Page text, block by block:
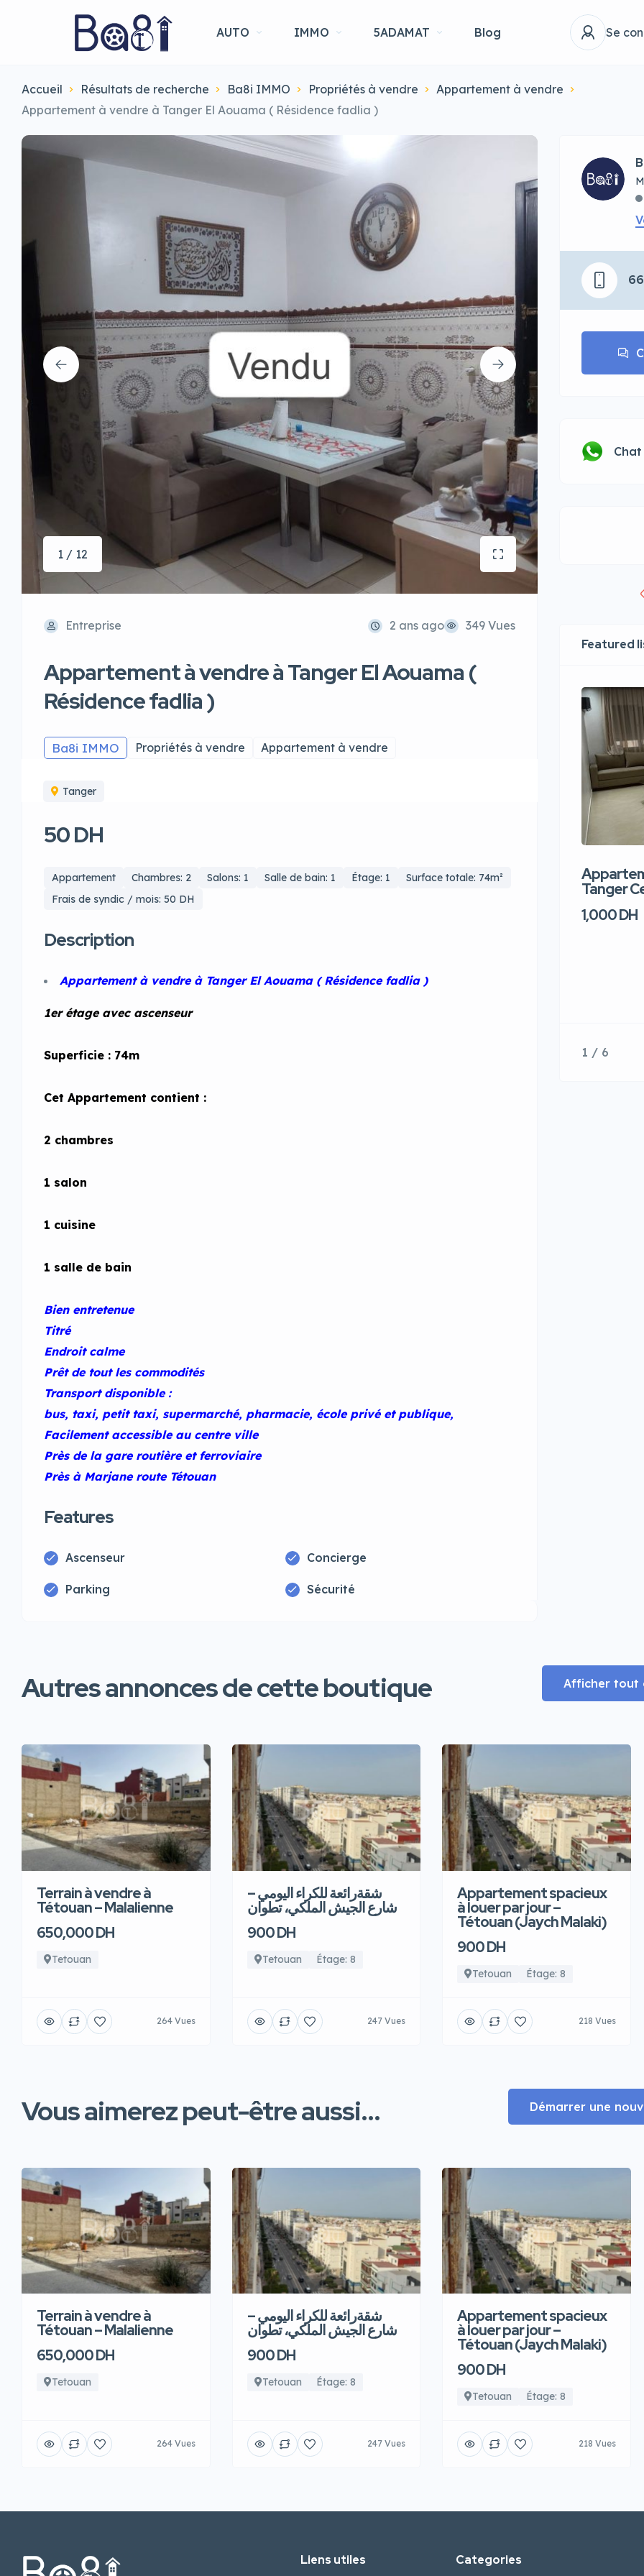
AUTO IMMO 5ADAMAT Blog Se
Accueil Résultats de recherche Ba8i IMMO Propriétés à vendre
Appartement à vendre
Appartement à vendre à Tanger El Aouama ( Résidence fadlia )
1 / 12
Entreprise 2 ans ago 349 Vues
Appartement à vendre à Tanger El Aouama (
Résidence fadlia )
Ba8i IMMO Propriétés à vendre Appartement à vendre
Tanger
50 DH
Appartement Chambres: 2 Salons: 1 Salle de bain: 1 Étage: 1
Surface totale: 74m²
Frais de syndic / mois: 50 DH
Description
Appartement à vendre à Tanger El Aouama ( Résidence fadlia )
1er étage avec ascenseur
Superficie : 74m
Cet Appartement contient :
2 chambres
1 salon
1 cuisine
1 salle de bain
Bien entretenue
Titré
Endroit calme
Prêt de tout les commodités
Transport disponible :
bus, taxi, petit taxi, supermarché, pharmacie, école privé et publique,
Facilement accessible au centre ville
Près de la gare routière et ferroviaire
Près à Marjane route Tétouan
Features
Ascenseur Concierge
Parking Sécurité
Featured
Tanger
1,000 DH
1 / 6
Autres annonces de cette boutique Afficher tout
Terrain à vendre à
Tétouan – Malalienne
650,000 DH
Tetouan
264 Vues
شقةرائعة للكراء اليومي –
شارع الجيش الملكي، تطوان
900 DH
Tetouan Étage: 8
247 Vues
Appartement spacieux
à louer par jour –
Tétouan (Jaych Malaki)
900 DH
Tetouan Étage: 8
218 Vues
Vous aimerez peut-être aussi... Démarrer une
Terrain à vendre à
Tétouan – Malalienne
650,000 DH
Tetouan
264 Vues
شقةرائعة للكراء اليومي –
شارع الجيش الملكي، تطوان
900 DH
Tetouan Étage: 8
247 Vues
Appartement spacieux
à louer par jour –
Tétouan (Jaych Malaki)
900 DH
Tetouan Étage: 8
218 Vues
Liens utiles Categories